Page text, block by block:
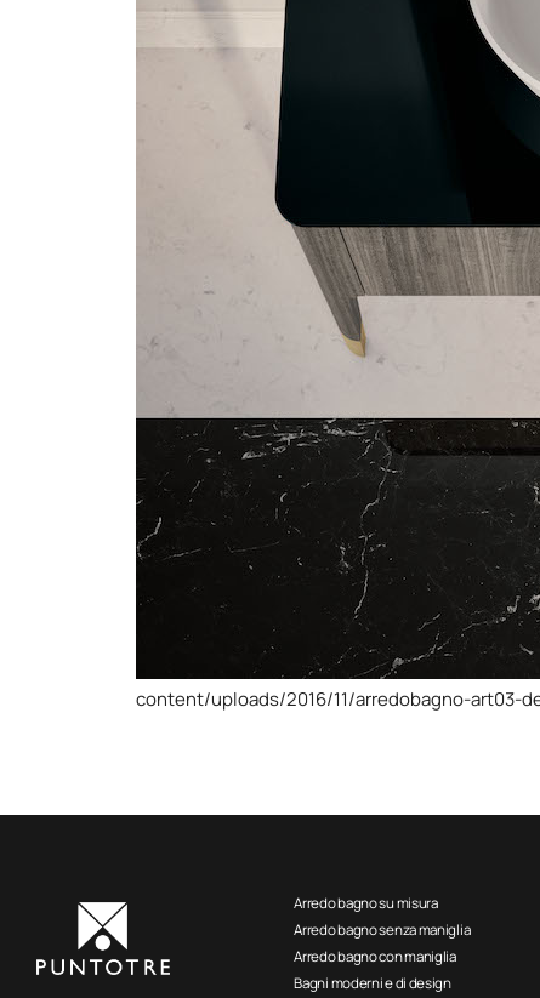
content/uploads/2016/11/arredobagno-art03-
Arredo bagno su misura
Arredo bagno senza maniglia
Arredo bagno con maniglia
Bagni moderni e di design